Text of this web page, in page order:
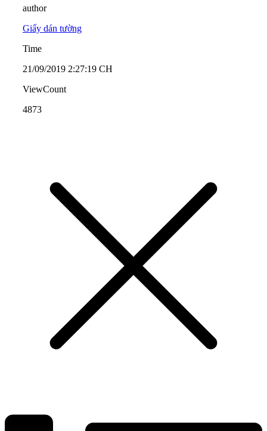
author
Giấy dán tường
Time
21/09/2019 2:27:19 CH
ViewCount
4873